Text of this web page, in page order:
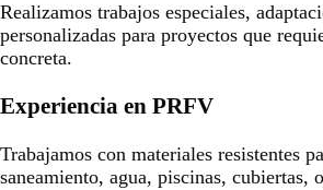
Realizamos trabajos especiales,
personalizadas para proyectos que
concreta.
Experiencia en PRFV
Trabajamos con materiales resistentes
saneamiento, agua, piscinas, cubiertas,